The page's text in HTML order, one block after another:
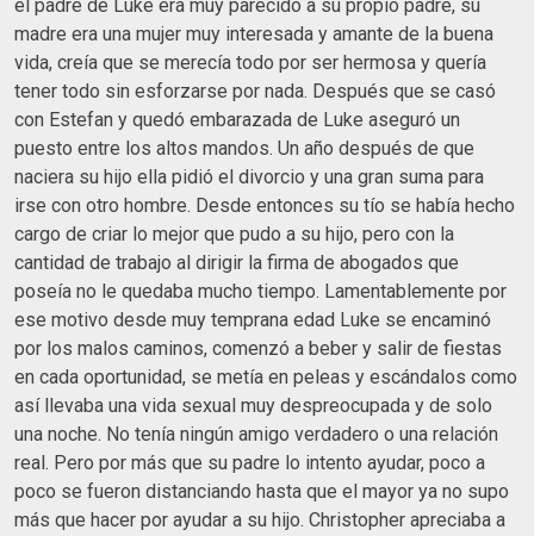
el padre de Luke era muy parecido a su propio padre, su
madre era una mujer muy interesada y amante de la buena
vida, creía que se merecía todo por ser hermosa y quería
tener todo sin esforzarse por nada. Después que se casó
con Estefan y quedó embarazada de Luke aseguró un
puesto entre los altos mandos. Un año después de que
naciera su hijo ella pidió el divorcio y una gran suma para
irse con otro hombre. Desde entonces su tío se había hecho
cargo de criar lo mejor que pudo a su hijo, pero con la
cantidad de trabajo al dirigir la firma de abogados que
poseía no le quedaba mucho tiempo. Lamentablemente por
ese motivo desde muy temprana edad Luke se encaminó
por los malos caminos, comenzó a beber y salir de fiestas
en cada oportunidad, se metía en peleas y escándalos como
así llevaba una vida sexual muy despreocupada y de solo
una noche. No tenía ningún amigo verdadero o una relación
real. Pero por más que su padre lo intento ayudar, poco a
poco se fueron distanciando hasta que el mayor ya no supo
más que hacer por ayudar a su hijo. Christopher apreciaba a